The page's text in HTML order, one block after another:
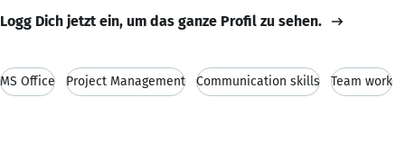
Logg Dich jetzt ein, um das ganze Profil zu sehen.
MS Office Project Management Communication skills Team work